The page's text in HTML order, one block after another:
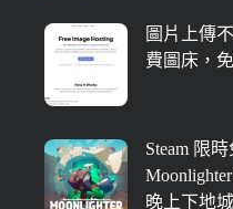
圖片上傳
費圖床，
Steam 限
晚上下地